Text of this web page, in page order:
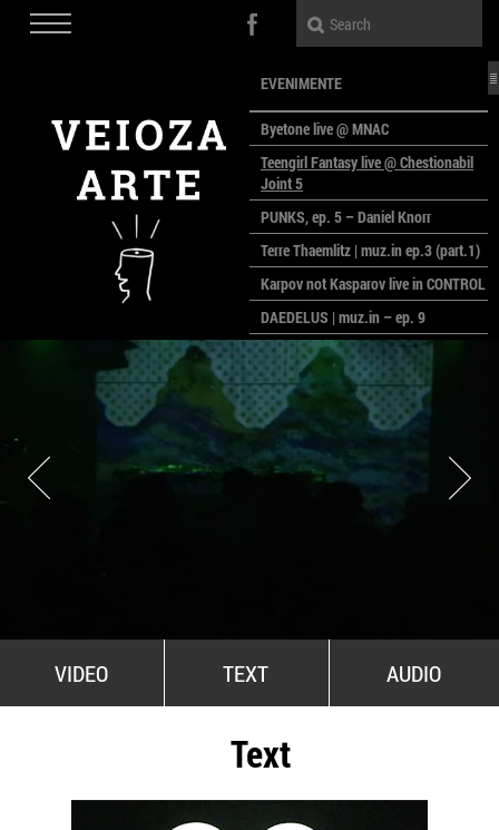
EVENIMENTE
Byetone live @ MNAC
Teengirl Fantasy live @ Chestionabil
Joint 5
PUNKS, ep. 5 – Daniel Knorr
Terre Thaemlitz | muz.in ep.3 (part.1)
Karpov not Kasparov live in CONTROL
DAEDELUS | muz.in – ep. 9
LALELE, LALELE – prima premieră a
anului la MACAZ
CinePOLSKA – filme poloneze la
București
PEOPLE OF ROMANIA se lansează la
galeria Simeza
All Stars For Outernational
VIDEO TEXT AUDIO
Text